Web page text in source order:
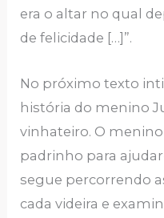
era o altar no qual
de felicidade […]”.
No próximo texto
história do menino
vinhateiro. O
padrinho para
segue percorrendo
cada videira e